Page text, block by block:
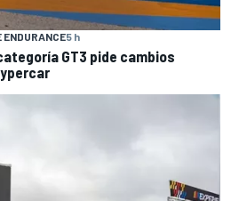
ENDURANCE5 h
GT3 pide cambios